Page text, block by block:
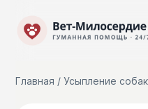
Главная / Усыпление